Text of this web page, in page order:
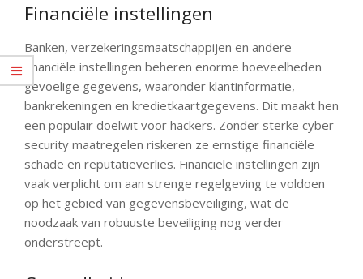
Financiële instellingen
Banken, verzekeringsmaatschappijen en andere
financiële instellingen beheren enorme hoeveelheden
gevoelige gegevens, waaronder klantinformatie,
bankrekeningen en kredietkaartgegevens. Dit maakt hen
een populair doelwit voor hackers. Zonder sterke cyber
security maatregelen riskeren ze ernstige financiële
schade en reputatieverlies. Financiële instellingen zijn
vaak verplicht om aan strenge regelgeving te voldoen
op het gebied van gegevensbeveiliging, wat de
noodzaak van robuuste beveiliging nog verder
onderstreept.